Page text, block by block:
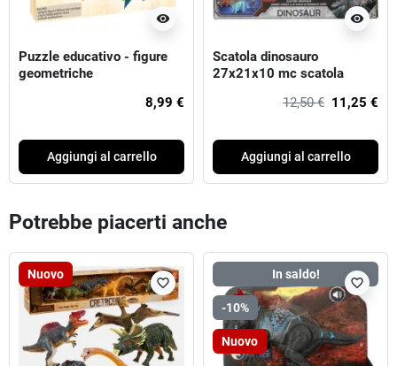
visibility
Puzzle educativo - figure
geometriche
8,99 €
Aggiungi al carrello
visibility
Scatola dinosauro
27x21x10 mc scatola
12,50 € 11,25 €
Aggiungi al carrello
Potrebbe piacerti anche
Nuovo
favorite_border
In saldo!
-10%
Nuovo
favorite_border